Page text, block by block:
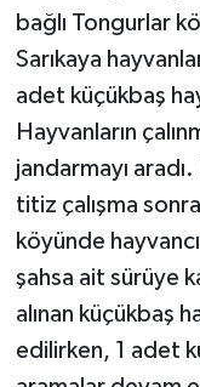
bağlı Tongurlar
Sarıkaya
adet küçükbaş
Hayvanların
jandarmayı
titiz çalışma
köyünde
şahsa ait sürüye
alınan küçükbaş
edilirken, 1 adet